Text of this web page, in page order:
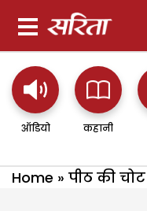
ऑडियो कहानी
Home » पीठ की चोट